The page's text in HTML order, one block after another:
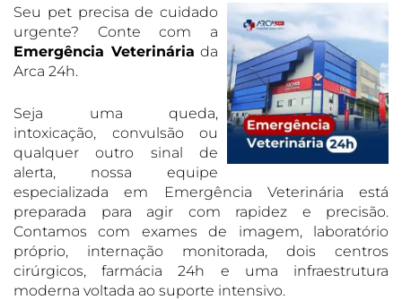
Seu pet precisa de cuidado
urgente? Conte com a
Emergência Veterinária da
Arca 24h.
Seja uma queda,
intoxicação, convulsão ou
qualquer outro sinal de
alerta, nossa equipe
especializada em Emergência Veterinária está
preparada para agir com rapidez e precisão.
Contamos com exames de imagem, laboratório
próprio, internação monitorada, dois centros
cirúrgicos, farmácia 24h e uma infraestrutura
moderna voltada ao suporte intensivo.